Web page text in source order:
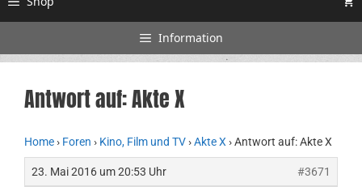
Information
Antwort auf: Akte X
Home› Foren › Kino, Film und TV›Akte X›Antwort auf: Akte X
23. Mai 2016 um 20:53 Uhr
#3671